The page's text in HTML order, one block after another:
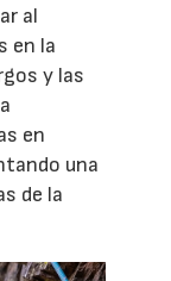
al
en la
y las
en
una
de la